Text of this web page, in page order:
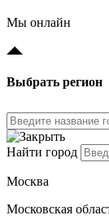
Мы онлайн
Выбрать регион
Найти город
Москва
Московская